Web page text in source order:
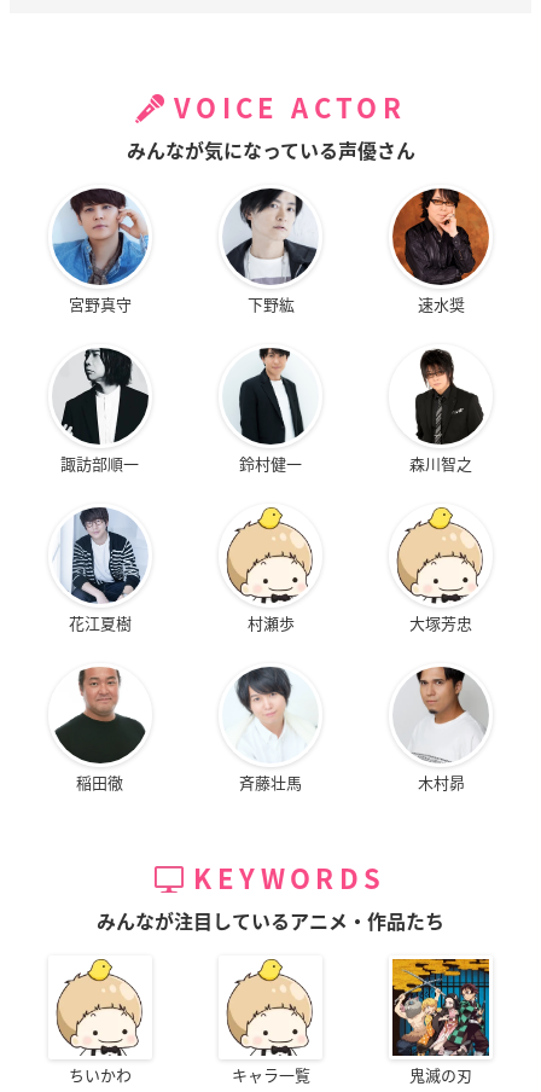
VOICE ACTOR
みんなが気になっている声優さん
宮野真守 下野紘 速水奨
諏訪部順一 鈴村健一 森川智之
花江夏樹 村瀬歩 大塚芳忠
稲田徹 斉藤壮馬 木村昴
KEYWORDS
みんなが注目しているアニメ・作品たち
ちいかわ キャラ一覧 鬼滅の刃